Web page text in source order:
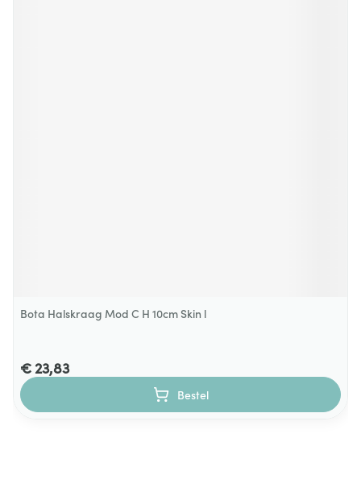
Bota Halskraag Mod C H 10cm Skin l
€ 23,83
Bestel